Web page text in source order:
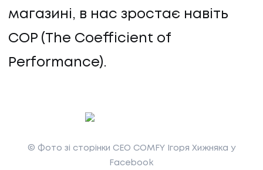
магазині, в нас зростає навіть
COP (The Coefficient of
Performance).
© Фото зі сторінки CEO COMFY Ігоря Хижняка у
Facebook